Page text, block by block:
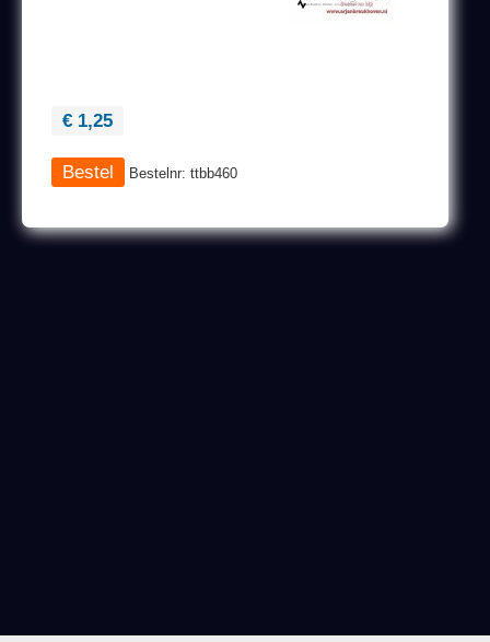
€ 1,25
Bestelnr: ttbb460